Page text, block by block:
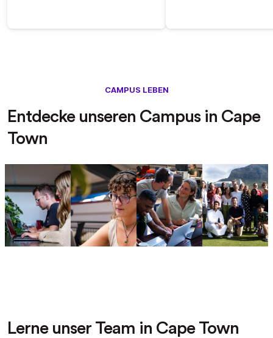
CAMPUS LEBEN
Entdecke unseren Campus in Cape
Town
Lerne unser Team in Cape Town